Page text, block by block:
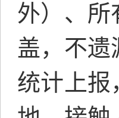
外）、所
盖，不遗
统计上报